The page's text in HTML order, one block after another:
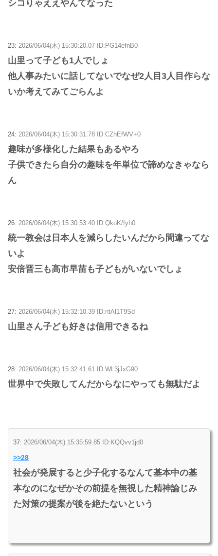
シコりゃええやんてなった
23: 2026/06/04(木) 15:30:20.07 ID:PG14efnB0
山里って子ども1人でしょ
他人事みたいに話してないでなぜ2人目3人目作らな
いか考えてみてごらんよ
24: 2026/06/04(木) 15:30:31.78 ID:CZhEfWV+0
趣味が多様化した結果もあるやろ
子供できたら自分の趣味を年単位で諦めなきゃなら
ん
26: 2026/06/04(木) 15:30:53.40 ID:QkoK/Iyh0
統一教会は日本人を減らしたいんだから間違ってな
いよ
安倍晋三も高市早苗も子どもがいないでしょ
27: 2026/06/04(木) 15:32:10.39 ID:ntAl1T9Sd
山里さん子ども好きは信用できるね
28: 2026/06/04(木) 15:32:41.61 ID:WL3jJxG90
世界中で失敗してんだからなにやっても無駄だよ
37: 2026/06/04(木) 15:35:59.85 ID:KQQvv1jd0
>>28
社会が発展すると少子化するなんて基本中の基
本なのになぜかその前提を無視した精神論じみ
た対策の提案が後を絶たないという